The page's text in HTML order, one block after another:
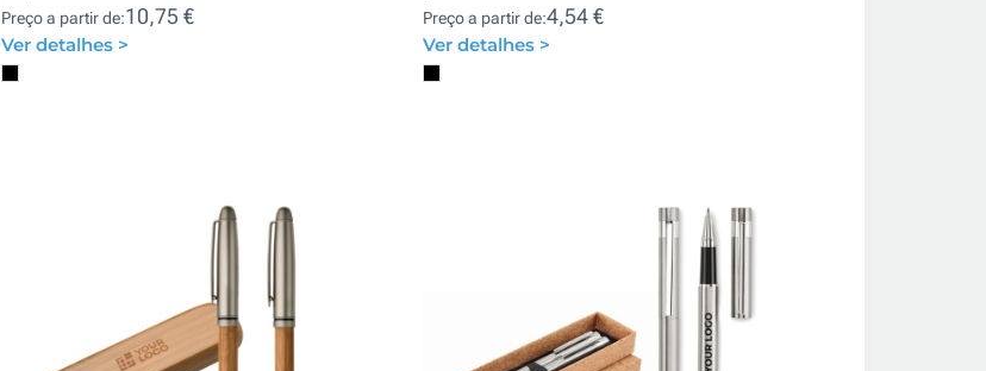
Preço a partir de:10,75 €
Ver detalhes >
Preço a partir de:4,54 €
Ver detalhes >